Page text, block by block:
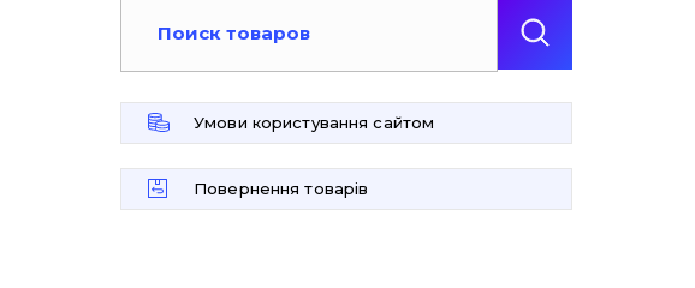
Умови користування сайтом
Повернення товарів